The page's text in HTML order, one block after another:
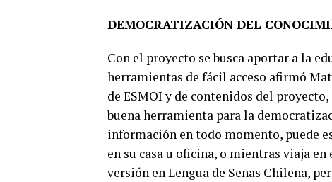
DEMOCRATIZACIÓN DEL
Con el proyecto se busca aportar a la
herramientas de fácil acceso afirmó
de ESMOI y de contenidos del
buena herramienta para la
información en todo momento, puede
en su casa u oficina, o mientras viaja
versión en Lengua de Señas Chilena,